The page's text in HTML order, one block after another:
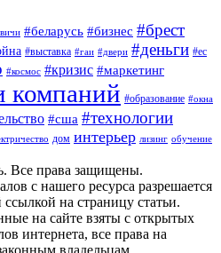
#беларусь #бизнес #брест
#выставка #гаи #двери #деньги #ес
#космос #кризис #маркетинг
компаний #образование #окна
#сша #технологии
дом интерьер лизинг обучение
Все права защищены.
с нашего ресурса разрешается
на страницу статьи.
на сайте взяты с открытых
интернета, все права на
владельцам.